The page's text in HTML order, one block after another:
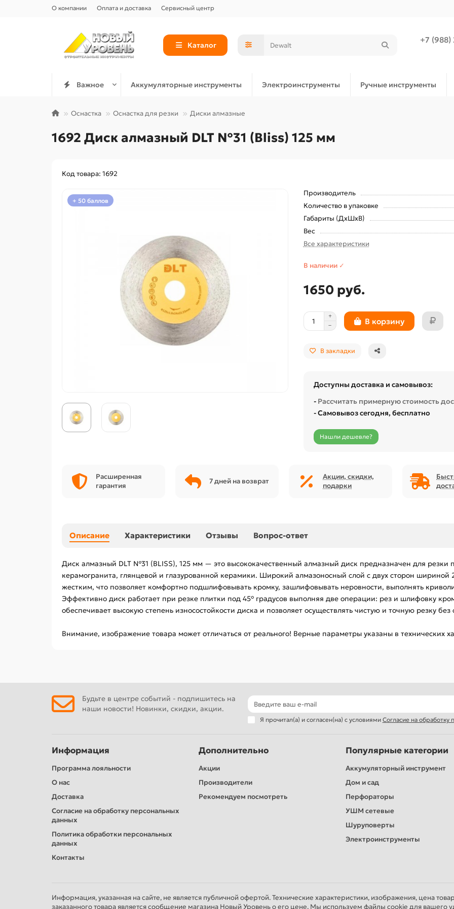
О компании Оплата и доставка Сервисный центр
Каталог
+7 (988)
Важное Аккумуляторные инструменты Электроинструменты Ручные инструменты
Оснастка Оснастка для резки Диски алмазные
1692 Диск алмазный DLT №31 (Bliss) 125 мм
Код товара: 1692
+ 50 баллов
Производитель
Количество в упаковке
Габариты (ДхШхВ)
Вес
Все характеристики
В наличии ✓
1650 руб.
В корзину
В закладки
Доступны доставка и самовывоз:
- Рассчитать примерную стоимость
- Самовывоз сегодня, бесплатно
Нашли дешевле?
Расширенная
гарантия
7 дней на возврат
Акции, скидки,
подарки
Описание Характеристики Отзывы Вопрос-ответ
Диск алмазный DLT №31 (BLISS), 125 мм — это высококачественный алмазный диск предназначен для резки
керамогранита, глянцевой и глазурованной керамики. Широкий алмазоносный слой с двух сторон шириной
жестким, что позволяет комфортно подшлифовывать кромку, зашлифовывать неровности, выполнять
Эффективно диск работает при резке плитки под 45° градусов выполняя две операции: рез и шлифовку
обеспечивает высокую степень износостойкости диска и позволяет осуществлять чистую и точную резку без
Внимание, изображение товара может отличаться от реального! Верные параметры указаны в технических
Будьте в центре событий - подпишитесь на
наши новости! Новинки, скидки, акции.
Я прочитал(а) и согласен(на) с условиями Согласие на обработку
Информация
Программа лояльности
О нас
Доставка
Согласие на обработку персональных
данных
Политика обработки персональных
данных
Контакты
Дополнительно
Акции
Производители
Рекомендуем посмотреть
Популярные категории
Аккумуляторный инструмент
Дом и сад
Перфораторы
УШМ сетевые
Шуруповерты
Электроинструменты
Информация, указанная на сайте, не является публичной офертой. Технические характеристики, изображения, цена
заказанного товара является сообщение магазина Новый Уровень о его цене. Мы используем файлы cookie для вашего